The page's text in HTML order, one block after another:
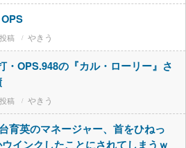
やきう
・OPS.948の『カル・ローリー』さ
やきう
育英のマネージャー、首をひねっ
インクしたことにされてしまうｗ